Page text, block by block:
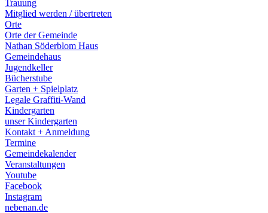
Trauung
Mitglied werden / übertreten
Orte
Orte der Gemeinde
Nathan Söderblom Haus
Gemeindehaus
Jugendkeller
Bücherstube
Garten + Spielplatz
Legale Graffiti-Wand
Kindergarten
unser Kindergarten
Kontakt + Anmeldung
Termine
Gemeindekalender
Veranstaltungen
Youtube
Facebook
Instagram
nebenan.de